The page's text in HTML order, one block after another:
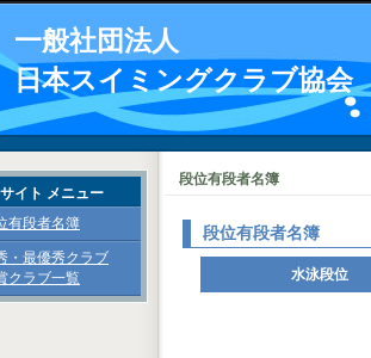
一般社団法人
日本スイミングクラブ協会
段位有段者名簿
段位有段者名簿
水泳段位
サイト メニュー
有段者名簿
・最優秀クラブ
クラブ一覧